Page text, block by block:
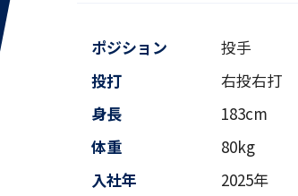
ポジション
投手
投打
右投右打
身長
183cm
体重
80kg
入社年
2025年